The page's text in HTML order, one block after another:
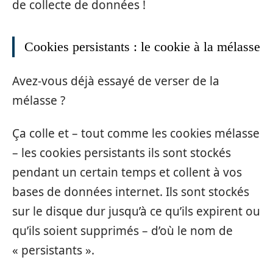
de collecte de données !
Cookies persistants : le cookie à la mélasse
Avez-vous déjà essayé de verser de la
mélasse ?
Ça colle et – tout comme les cookies mélasse
– les cookies persistants ils sont stockés
pendant un certain temps et collent à vos
bases de données internet. Ils sont stockés
sur le disque dur jusqu’à ce qu’ils expirent ou
qu’ils soient supprimés – d’où le nom de
« persistants ».